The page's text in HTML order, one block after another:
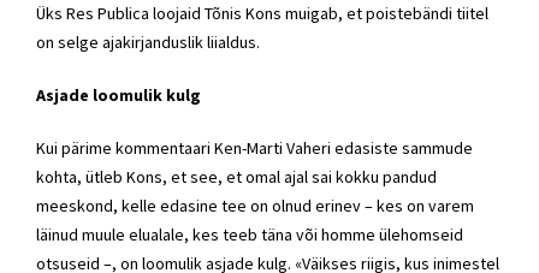
Üks Res Publica loojaid Tõnis Kons muigab, et poistebändi tiitel
on selge ajakirjanduslik liialdus.
Asjade loomulik kulg
Kui pärime kommentaari Ken-Marti Vaheri edasiste sammude
kohta, ütleb Kons, et see, et omal ajal sai kokku pandud
meeskond, kelle edasine tee on olnud erinev – kes on varem
läinud muule elualale, kes teeb täna või homme ülehomseid
otsuseid –, on loomulik asjade kulg. «Väikses riigis, kus inimestel